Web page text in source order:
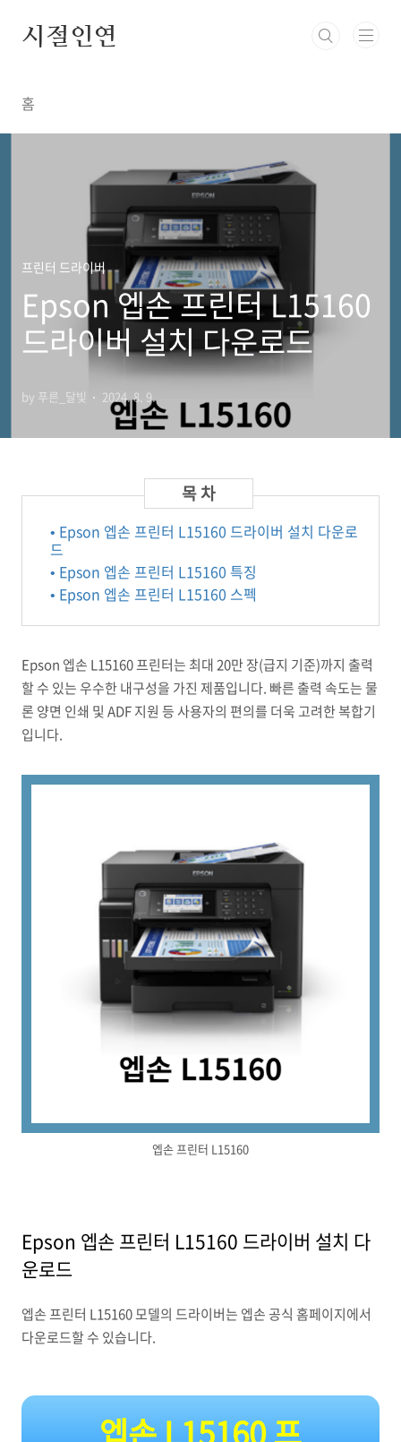
시절인연
홈
프린터 드라이버
Epson 엡손 프린터 L15160
드라이버 설치 다운로드
by 푸른_달빛 2024. 8. 9.
• Epson 엡손 프린터 L15160 드라이버 설치 다운로
드
• Epson 엡손 프린터 L15160 특징
• Epson 엡손 프린터 L15160 스펙
Epson 엡손 L15160 프린터는 최대 20만 장(급지 기준)까지 출력
할 수 있는 우수한 내구성을 가진 제품입니다. 빠른 출력 속도는 물
론 양면 인쇄 및 ADF 지원 등 사용자의 편의를 더욱 고려한 복합기
입니다.
엡손 프린터 L15160
Epson 엡손 프린터 L15160 드라이버 설치 다
운로드
엡손 프린터 L15160 모델의 드라이버는 엡손 공식 홈페이지에서
다운로드할 수 있습니다.
엡손 L15160 프